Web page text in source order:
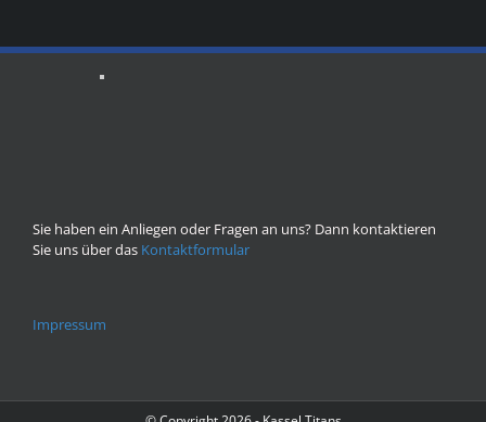
Sie haben ein Anliegen oder Fragen an uns? Dann kontaktieren
Sie uns über das Kontaktformular
Impressum